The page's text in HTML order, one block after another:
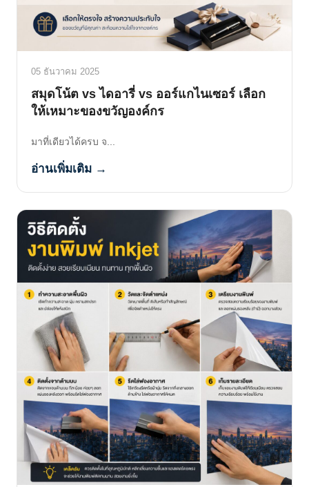
05 ธันวาคม 2025
สมุดโน้ต vs ไดอารี่ vs ออร์แกไนเซอร์ เลือก
ให้เหมาะของขวัญองค์กร
มาที่เดียวได้ครบ จ...
อ่านเพิ่มเติม →